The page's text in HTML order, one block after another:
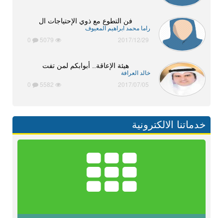
فن التطوع مع ذوي الإحتياجات ال
راما محمد ابراهيم المعيوف
2017/12/29
هيئة الإعاقة.. أبوابكم لمن تفت
خالد العرافة
2017/07/05
خدماتنا الالكترونية